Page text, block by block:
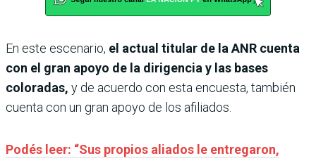
En este escenario, el actual titular de la ANR cuenta
con el gran apoyo de la dirigencia y las bases
coloradas, y de acuerdo con esta encuesta, también
cuenta con un gran apoyo de los afiliados.
Podés leer: “Sus propios aliados le entregaron,